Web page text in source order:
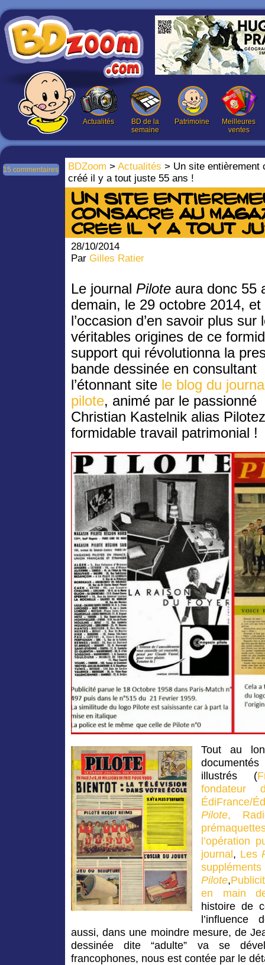
Actualités
BD de la
semaine
Patrimoine
Meilleures
ventes
BDZoom > Actualités > Un site entièrement
créé il y a tout juste 55 ans !
15 commentaires
Un site
consacré au
créé il y a tout
28/10/2014
Par Gilles Ratier
Le journal Pilote aura donc 55
demain, le 29 octobre 2014, et
l’occasion d’en savoir plus sur
véritables origines de ce
support qui révolutionna la
bande dessinée en consultant
l’étonnant site le blog du
pilote, animé par le passionné
Christian Kastelnik alias
formidable travail patrimonial !
Tout au
illustrés (
ÉdiFrance/
Pilote,
l’opération
journal, Les
Pilote,
en main
histoire de
l’influence
aussi, dans une moindre mesure, de
dessinée dite “adulte” va se
francophones, nous est contée par le